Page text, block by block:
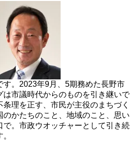
す。2023年9月、5期務めた長野市
は市議時代からのものを引き継いで
理を正す、市民が主役のまちづく
のかたちのこと、地域のこと、思い
で。市政ウオッチャーとして引き続